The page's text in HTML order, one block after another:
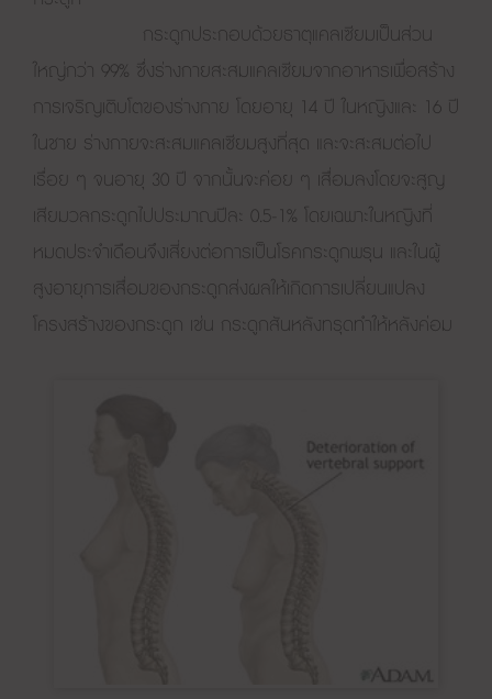
กระดูกประกอบด้วยธาตุแคลเซียมเป็นส่วน
ใหญ่กว่า 99% ซึ่งร่างกายสะสมแคลเซียมจากอาหารเพื่อสร้าง
การเจริญเติบโตของร่างกาย โดยอายุ 14 ปี ในหญิงและ 16 ปี
ในชาย ร่างกายจะสะสมแคลเซียมสูงที่สุด และจะสะสมต่อไป
เรื่อย ๆ จนอายุ 30 ปี จากนั้นจะค่อย ๆ เสื่อมลงโดยจะสูญ
เสียมวลกระดูกไปประมาณปีละ 0.5-1% โดยเฉพาะในหญิงที่
หมดประจำเดือนจึงเสี่ยงต่อการเป็นโรคกระดูกพรุน และในผู้
สูงอายุการเสื่อมของกระดูกส่งผลให้เกิดการเปลี่ยนแปลง
โครงสร้างของกระดูก เช่น กระดูกสันหลังทรุดทำให้หลังค่อม